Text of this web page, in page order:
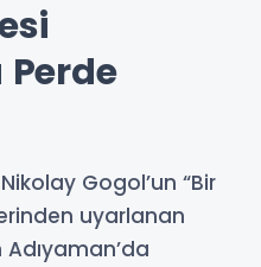
Perde
Gogol’un “Bir
uyarlanan